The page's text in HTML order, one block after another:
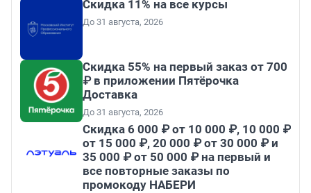
Скидка 11% на все курсы
До 31 августа, 2026
Скидка 55% на первый заказ от 700
₽ в приложении Пятёрочка
Доставка
До 31 августа, 2026
Скидка 6 000 ₽ от 10 000 ₽, 10 000 ₽
от 15 000 ₽, 20 000 ₽ от 30 000 ₽ и
35 000 ₽ от 50 000 ₽ на первый и
все повторные заказы по
промокоду НАБЕРИ